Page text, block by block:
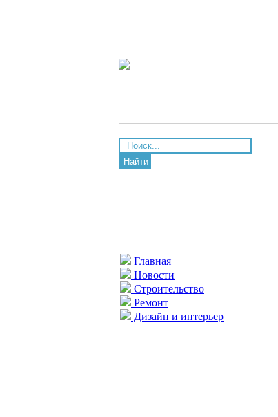
Найти
Главная
Новости
Строительство
Ремонт
Дизайн и интерьер